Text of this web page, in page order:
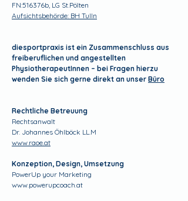
FN:516376b, LG St.Pölten
Aufsichtsbehörde: BH Tulln
diesportpraxis ist ein Zusammenschluss aus
freiberuflichen und angestellten
PhysiotherapeutInnen – bei Fragen hierzu
wenden Sie sich gerne direkt an unser Büro
Rechtliche Betreuung
Rechtsanwalt
Dr. Johannes Öhlböck LL.M
www.raoe.at
Konzeption, Design, Umsetzung
PowerUp your Marketing
www.powerupcoach.at